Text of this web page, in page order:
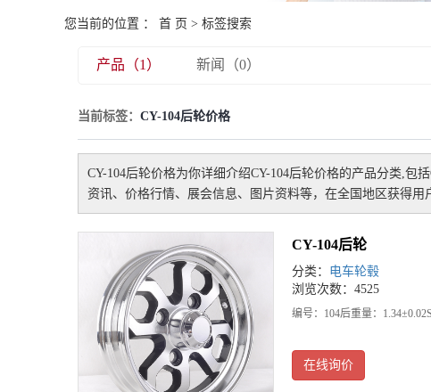
您当前的位置 ： 首 页 > 标签搜索
产品（1） 新闻（0）
当前标签： CY-104后轮价格
CY-104后轮价格为你详细介绍CY-104后轮价格的产品分类,包括
资讯、价格行情、展会信息、图片资料等，在全国地区获得
CY-104后轮
分类： 电车轮毂
浏览次数：4525
编号：104后重量：
在线询价